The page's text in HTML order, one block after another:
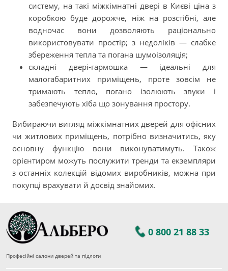
систему, на такі міжкімнатні двері в Києві ціна з
коробкою буде дорожче, ніж на розстібні, але
водночас вони дозволяють раціонально
використовувати простір; з недоліків — слабке
збереження тепла та погана шумоізоляція;
складні двері-гармошка — ідеальні для
малогабаритних приміщень, проте зовсім не
тримають тепло, погано ізолюють звуки і
забезпечують хіба що зонування простору.
Вибираючи вигляд міжкімнатних дверей для офісних
чи житлових приміщень, потрібно визначитись, яку
основну функцію вони виконуватимуть. Також
орієнтиром можуть послужити тренди та екземпляри
з останніх колекцій відомих виробників, можна при
покупці врахувати й досвід знайомих.
0 800 21 88 33
Професійні салони дверей та підлоги